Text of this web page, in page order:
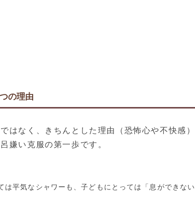
の理由
はなく、きちんとした理由（恐怖心や不快感）
嫌い克服の第一歩です。
は平気なシャワーも、子どもにとっては「息ができない